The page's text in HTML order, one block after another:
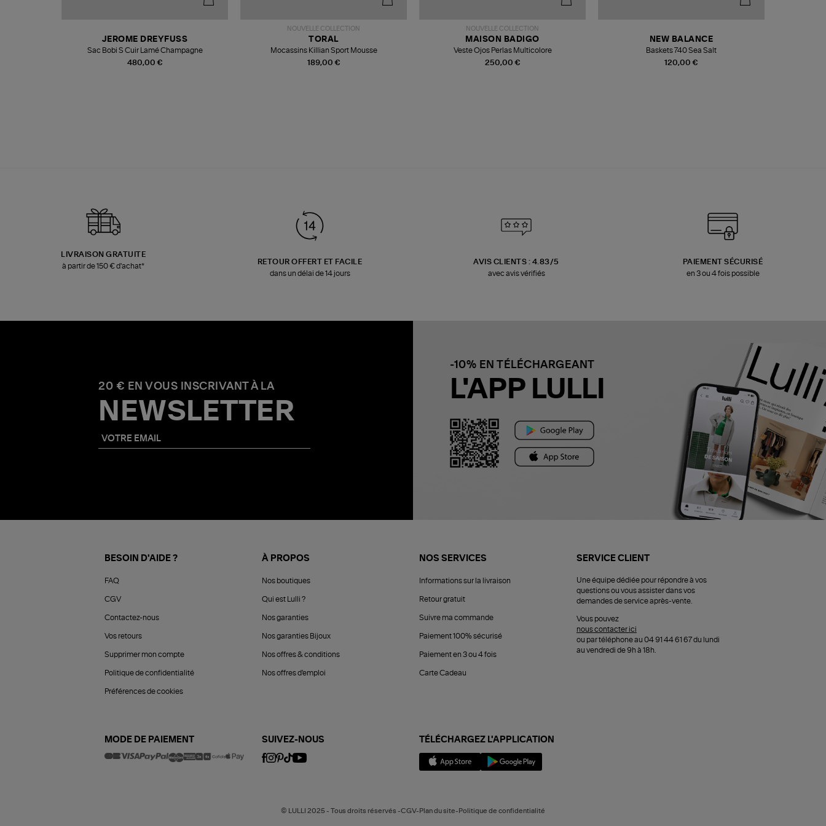
480,00 €
JEROME DREYFUSS
Sac Bobi S Cuir Lamé Champagne
NOUVELLE COLLECTION
189,00 €
TORAL
Mocassins Killian Sport Mousse
NOUVELLE COLLECTION
250,00 €
MAISON BADIGO
Veste Ojos Perlas Multicolore
120,00 €
NEW BALANCE
Baskets 740 Sea Salt
LIVRAISON GRATUITE
à partir de 150 € d'achat*
RETOUR OFFERT ET FACILE
dans un délai de 14 jours
AVIS CLIENTS : 4.83/5
avec avis vérifiés
PAIEMENT SÉCURISÉ
en 3 ou 4 fois possible
20 € EN VOUS INSCRIVANT À LA
NEWSLETTER
-10% EN TÉLÉCHARGEANT
L'APP LULLI
BESOIN D'AIDE ?
FAQ
CGV
Contactez-nous
Vos retours
Supprimer mon compte
Politique de confidentialité
Préférences de cookies
À PROPOS
Nos boutiques
Qui est Lulli ?
Nos garanties
Nos garanties Bijoux
Nos offres & conditions
Nos offres d'emploi
NOS SERVICES
Informations sur la livraison
Retour gratuit
Suivre ma commande
Paiement 100% sécurisé
Paiement en 3 ou 4 fois
Carte Cadeau
SERVICE CLIENT
Une équipe dédiée pour répondre à vos
questions ou vous assister dans vos
demandes de service après-vente.
Vous pouvez
nous contacter ici
ou par téléphone au 04 91 44 61 67 du lundi
au vendredi de 9h à 18h.
MODE DE PAIEMENT SUIVEZ-NOUS TÉLÉCHARGEZ L'APPLICATION
© LULLI 2025 - Tous droits réservés -CGV-Plan du site-Politique de confidentialité